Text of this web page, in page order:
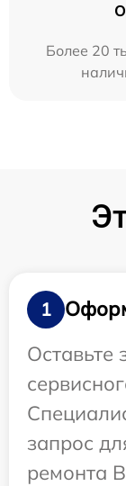
Более 20
1
Оставьте
запрос
ремонта